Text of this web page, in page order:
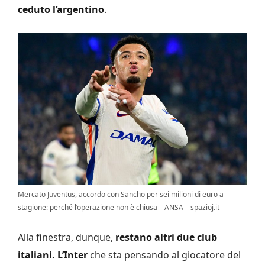
ceduto l’argentino.
Mercato Juventus, accordo con Sancho per sei milioni di euro a
stagione: perché l’operazione non è chiusa – ANSA – spazioj.it
Alla finestra, dunque, restano altri due club
italiani. L’Inter che sta pensando al giocatore del